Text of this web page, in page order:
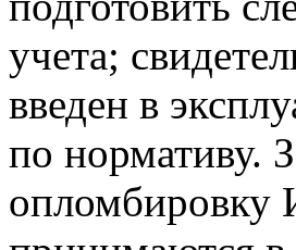
учета;
введен в
по нормативу.
опломбировку